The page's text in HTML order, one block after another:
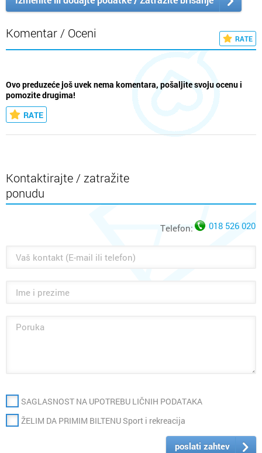
Komentar / Oceni RATE
Ovo preduzeće još uvek nema komentara, pošaljite svoju ocenu i
pomozite drugima!
RATE
Kontaktirajte / zatražite
ponudu
Telefon: 018 526 020
SAGLASNOST NA UPOTREBU LIČNIH PODATAKA
ŽELIM DA PRIMIM BILTENU Sport i rekreacija
poslati zahtev